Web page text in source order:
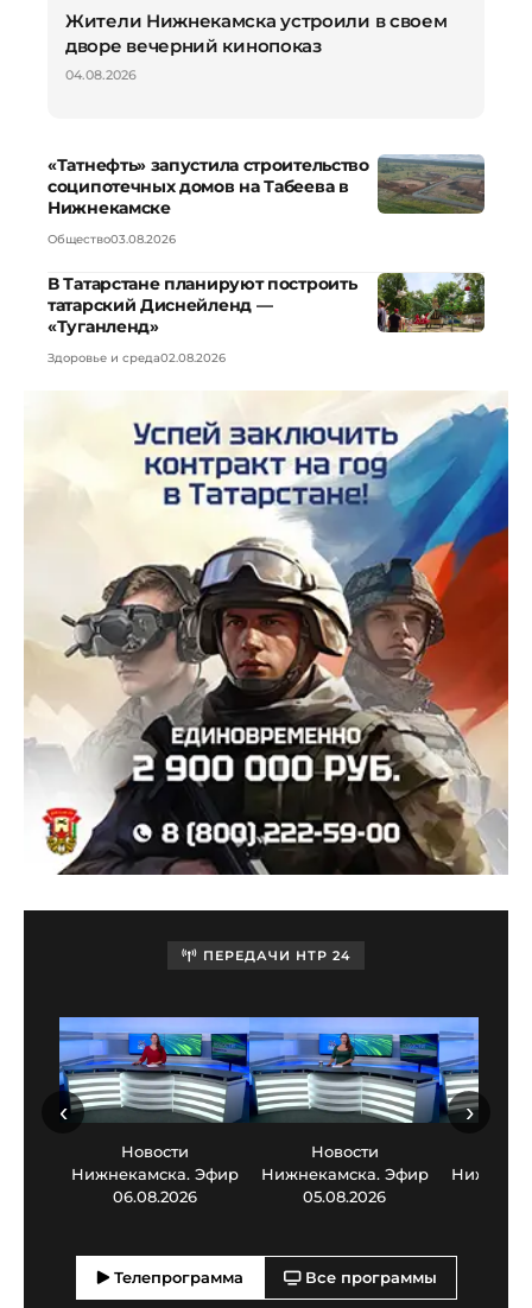
Жители Нижнекамска устроили в своем
дворе вечерний кинопоказ
04.08.2026
«Татнефть» запустила строительство
соципотечных домов на Табеева в
Нижнекамске
Общество03.08.2026
В Татарстане планируют построить
татарский Диснейленд —
«Туганленд»
Здоровье и среда02.08.2026
ПЕРЕДАЧИ НТР 24
Новости
Нижнекамска. Эфир
06.08.2026
Новости
Нижнекамска. Эфир
05.08.2026
‹ ›
Телепрограмма Все программы